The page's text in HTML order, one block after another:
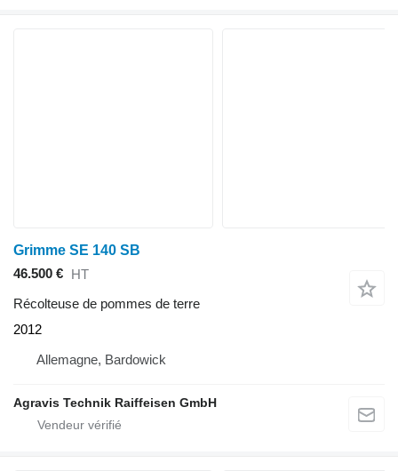
Grimme SE 140 SB
46.500 €
HT
Récolteuse de pommes de terre
2012
Allemagne, Bardowick
Agravis Technik Raiffeisen GmbH